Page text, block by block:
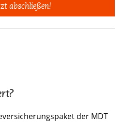
abschließen!
der MDT